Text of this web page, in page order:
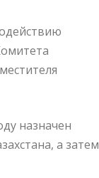
назначен
а затем